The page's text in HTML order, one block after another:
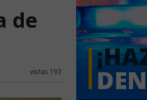
de
vistas 193